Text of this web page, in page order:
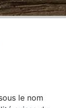
le nom